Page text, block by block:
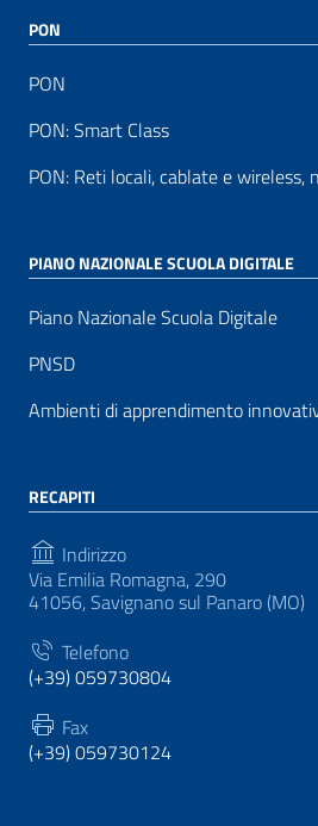
PON
PON
PON: Smart Class
PON: Reti locali, cablate e wireless,
PIANO NAZIONALE SCUOLA DIGITALE
Piano Nazionale Scuola Digitale
PNSD
Ambienti di apprendimento
RECAPITI
Indirizzo
Via Emilia Romagna, 290
41056, Savignano sul Panaro (MO)
Telefono
(+39) 059730804
Fax
(+39) 059730124